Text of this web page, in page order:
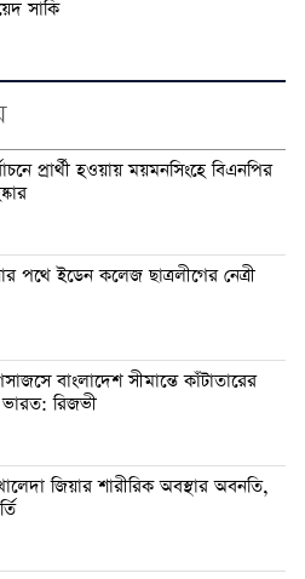
সাকি
প্রার্থী হওয়ায় ময়মনসিংহে বিএনপির
পথে ইডেন কলেজ ছাত্রলীগের নেত্রী
বাংলাদেশ সীমান্তে কাঁটাতারের
ভারত: রিজভী
জিয়ার শারীরিক অবস্থার অবনতি,